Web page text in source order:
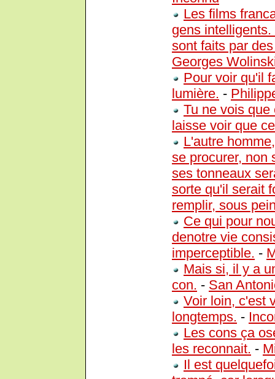
Les films
gens
sont faits par
Georges
Pour voir qu'il
lumière. -
Tu ne vois
laisse voir que
L'autre
se procurer, non
ses tonneaux
sorte qu'il serait
remplir, sous
Ce qui pour
denotre vie
imperceptible. -
Mais si, il y a
con. - San
Voir loin, c'est
longtemps. -
Les cons ça
les reconnait. -
Il est